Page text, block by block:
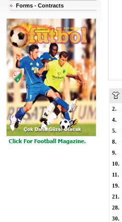
Forms - Contracts
2.
4.
5.
8.
9.
10.
11.
19.
21.
28.
30.